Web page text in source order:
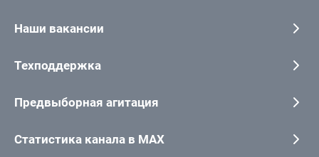
Наши вакансии
Техподдержка
Предвыборная агитация
Статистика канала в MAX